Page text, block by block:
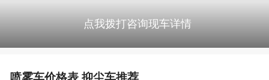
点我拨打咨询现车详情
喷雾车价格表 抑尘车推荐